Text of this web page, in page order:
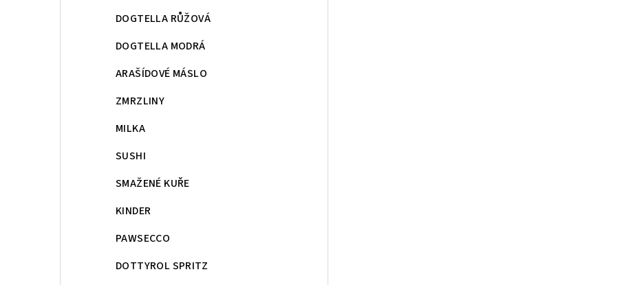
DOGTELLA RŮŽOVÁ
DOGTELLA MODRÁ
ARAŠÍDOVÉ MÁSLO
ZMRZLINY
MILKA
SUSHI
SMAŽENÉ KUŘE
KINDER
PAWSECCO
DOTTYROL SPRITZ